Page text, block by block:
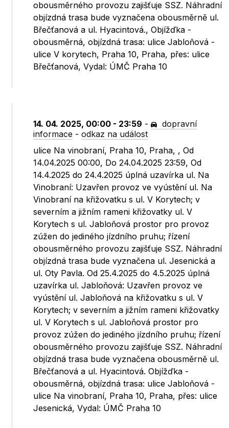
obousměrného provozu zajišťuje SSZ. Náhradní
objízdná trasa bude vyznačena obousměrně ul.
Břečťanová a ul. Hyacintová., Objížďka -
obousměrná, objízdná trasa: ulice Jabloňová -
ulice V korytech, Praha 10, Praha, přes: ulice
Břečťanová, Vydal: ÚMČ Praha 10
14. 04. 2025, 00:00 - 23:59 -
dopravní
informace -odkaz na událost
ulice Na vinobraní, Praha 10, Praha, , Od
14.04.2025 00:00, Do 24.04.2025 23:59, Od
14.4.2025 do 24.4.2025 úplná uzavírka ul. Na
Vinobraní: Uzavřen provoz ve vyústění ul. Na
Vinobraní na křižovatku s ul. V Korytech; v
severním a jižním rameni křižovatky ul. V
Korytech s ul. Jabloňová prostor pro provoz
zúžen do jediného jízdního pruhu; řízení
obousměrného provozu zajišťuje SSZ. Náhradní
objízdná trasa bude vyznačena ul. Jesenická a
ul. Oty Pavla. Od 25.4.2025 do 4.5.2025 úplná
uzavírka ul. Jabloňová: Uzavřen provoz ve
vyústění ul. Jabloňová na křižovatku s ul. V
Korytech; v severním a jižním rameni křižovatky
ul. V Korytech s ul. Jabloňová prostor pro
provoz zúžen do jediného jízdního pruhu; řízení
obousměrného provozu zajišťuje SSZ. Náhradní
objízdná trasa bude vyznačena obousměrně ul.
Břečťanová a ul. Hyacintová. Objížďka -
obousměrná, objízdná trasa: ulice Jabloňová -
ulice Na vinobraní, Praha 10, Praha, přes: ulice
Jesenická, Vydal: ÚMČ Praha 10